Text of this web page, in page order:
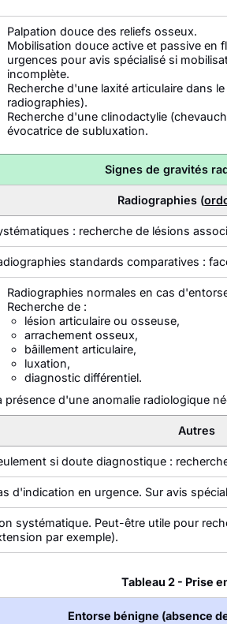
Palpation douce des reliefs osseux.
Mobilisation douce active et passive en
urgences pour avis spécialisé si
incomplète.
Recherche d'une laxité articulaire dans
radiographies).
Recherche d'une clinodactylie
évocatrice de subluxation.
Signes de gravités
Radiographies (
: recherche de lésions
standards comparatives :
Radiographies normales en cas
Recherche de :
lésion articulaire ou osseuse,
arrachement osseux,
bâillement articulaire,
luxation,
diagnostic différentiel.
présence d'une anomalie radiologique
Autres
si doute diagnostique :
d'indication en urgence. Sur avis
systématique. Peut-être utile pour
par exemple).
Tableau 2 - Prise
Entorse bénigne (absence